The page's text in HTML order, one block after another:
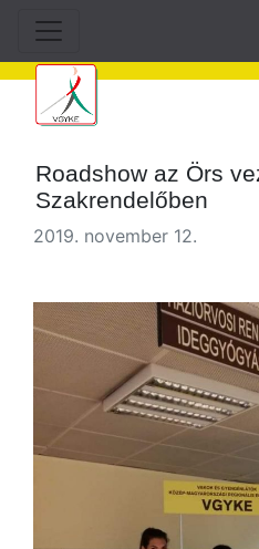
Roadshow az Örs
Szakrendelőben
2019. november 12.